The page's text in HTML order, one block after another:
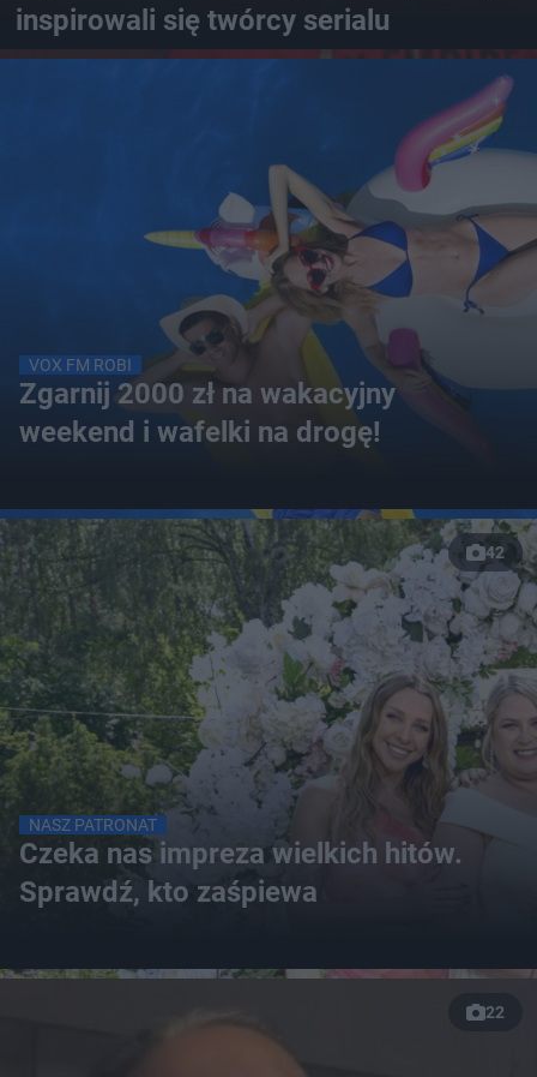
inspirowali się twórcy serialu
VOX FM ROBI
Zgarnij 2000 zł na wakacyjny
weekend i wafelki na drogę!
42
NASZ PATRONAT
Czeka nas impreza wielkich hitów.
Sprawdź, kto zaśpiewa
22